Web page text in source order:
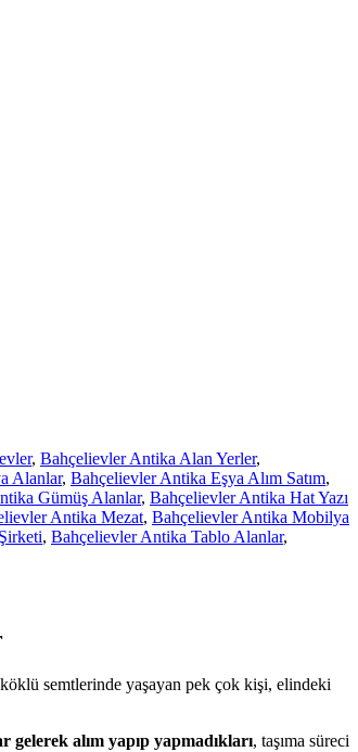
, Bahçelievler Antika Alan Yerler,
Alanlar, Bahçelievler Antika Eşya Alım Satım,
Gümüş Alanlar, Bahçelievler Antika Hat Yazı
Antika Mezat, Bahçelievler Antika Mobilya
, Bahçelievler Antika Tablo Alanlar,
semtlerinde yaşayan pek çok kişi, elindeki
gelerek alım yapıp yapmadıkları, taşıma süreci